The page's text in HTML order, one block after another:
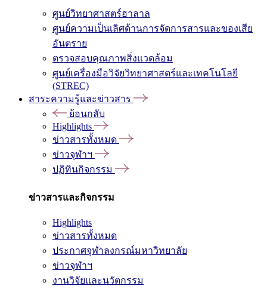
ศูนย์วิทยาศาสตร์ฮาลาล
ศูนย์ความเป็นเลิศด้านการจัดการสารและของเสีย
อันตราย
ตรวจสอบคุณภาพสิ่งแวดล้อม
ศูนย์เครื่องมือวิจัยวิทยาศาสตร์และเทคโนโลยี
(STREC)
สาระความรู้และข่าวสาร
ย้อนกลับ
Highlights
ข่าวสารทั้งหมด
ข่าวจุฬาฯ
ปฏิทินกิจกรรม
ข่าวสารและกิจกรรม
Highlights
ข่าวสารทั้งหมด
ประกาศจุฬาลงกรณ์มหาวิทยาลัย
ข่าวจุฬาฯ
งานวิจัยและนวัตกรรม